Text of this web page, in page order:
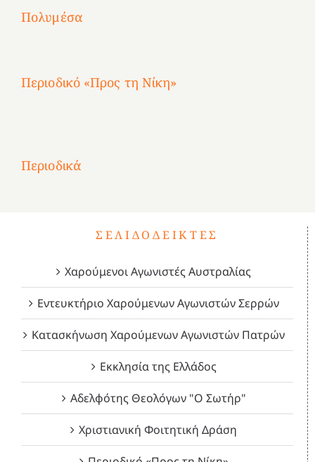
Πολυμέσα
Αγωνίστριες
Αθηνών
Αγωνίστριες
Αθηνών
Αγωνίστριες
Αθηνών
χρόνια
καρτερούμεν»
Περιοδικό «Προς τη Νίκη»
Περιοδικά
1821
Δεκέμβριος
2023!
Μάιος
2023!
Μάρτιος
2023!
ΣΕΛΙΔΟΔΕΊΚΤΕΣ
Χαρούμενοι Αγωνιστές Αυστραλίας
Εντευκτήριο Χαρούμενων Αγωνιστών Σερρών
Κατασκήνωση Χαρούμενων Αγωνιστών Πατρών
Εκκλησία της Ελλάδος
Αδελφότης Θεολόγων "Ο Σωτήρ"
Χριστιανική Φοιτητική Δράση